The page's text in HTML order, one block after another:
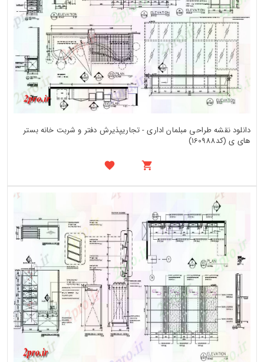
دانلود نقشه طراحی مبلمان اداری - تجاریپذیرش دفتر و شربت خانه بستر
های ی (کد160988)